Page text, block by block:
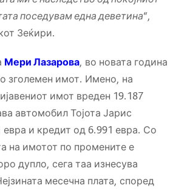
поседувам една деветина“,
Зеќири.
Мери Лазарова, во новата година
зголемен имот. Имено, на
имот вреден 19.187
автомобил Тојота Јарис
евра и кредит од 6.991 евра. Со
на имотот по промените е
дупло, сега таа изнесува
месечна плата, според